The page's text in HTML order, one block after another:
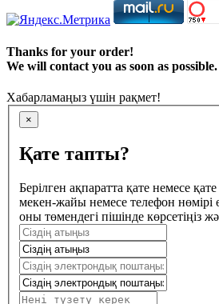
Thanks for your order!
We will contact you as soon as possible.
Хабарламаңыз үшін рақмет!
×
Қате тапты?
Берілген ақпаратта қате немесе
мекен-жайы немесе телефон нөмірі
оны төмендегі пішінде көрсетіңіз